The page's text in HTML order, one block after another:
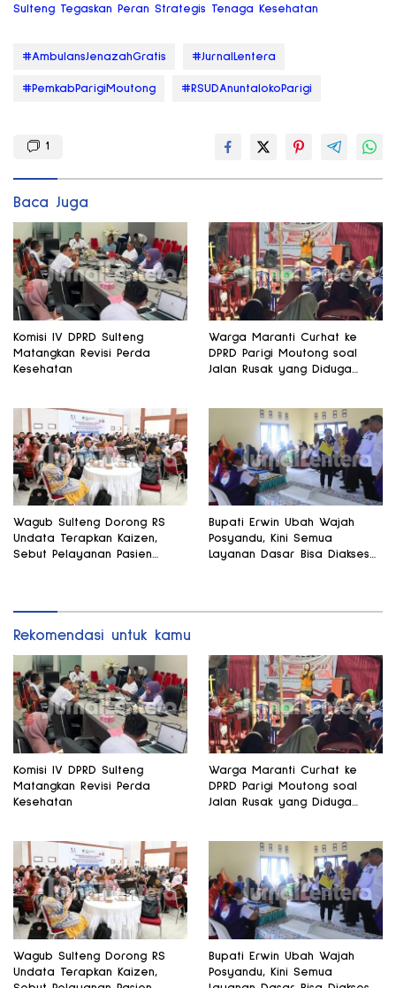
Sulteng Tegaskan Peran Strategis Tenaga Kesehatan
#AmbulansJenazahGratis #JurnalLentera
#PemkabParigiMoutong #RSUDAnuntalokoParigi
1
Baca Juga
Komisi IV DPRD Sulteng
Matangkan Revisi Perda
Kesehatan
Warga Maranti Curhat ke
DPRD Parigi Moutong soal
Jalan Rusak yang Diduga
Wagub Sulteng Dorong RS
Undata Terapkan Kaizen,
Sebut Pelayanan Pasien
Bupati Erwin Ubah Wajah
Posyandu, Kini Semua
Layanan Dasar Bisa Diakses
Rekomendasi untuk kamu
Komisi IV DPRD Sulteng
Matangkan Revisi Perda
Kesehatan
Warga Maranti Curhat ke
DPRD Parigi Moutong soal
Jalan Rusak yang Diduga
Wagub Sulteng Dorong RS
Undata Terapkan Kaizen,
Bupati Erwin Ubah Wajah
Posyandu, Kini Semua